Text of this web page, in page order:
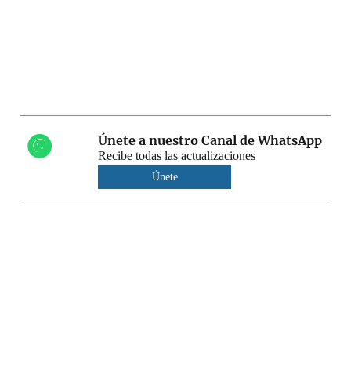
Únete a nuestro Canal de WhatsApp
Recibe todas las actualizaciones
Únete